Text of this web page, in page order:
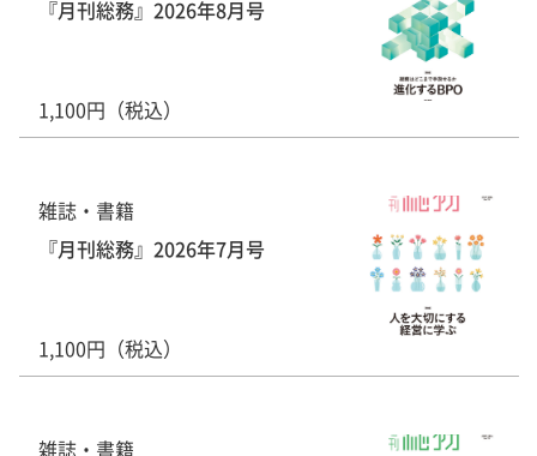
『月刊総務』2026年8月号
1,100円（税込）
雑誌・書籍
『月刊総務』2026年7月号
1,100円（税込）
雑誌・書籍